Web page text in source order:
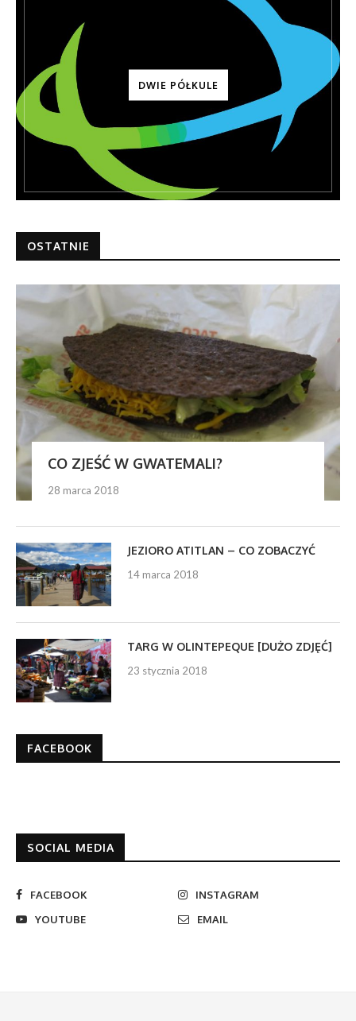
DWIE PÓŁKULE
OSTATNIE
CO ZJEŚĆ W GWATEMALI?
28 marca 2018
JEZIORO ATITLAN – CO ZOBACZYĆ
14 marca 2018
TARG W OLINTEPEQUE [DUŻO ZDJĘĆ]
23 stycznia 2018
FACEBOOK
SOCIAL MEDIA
FACEBOOK
INSTAGRAM
YOUTUBE
EMAIL